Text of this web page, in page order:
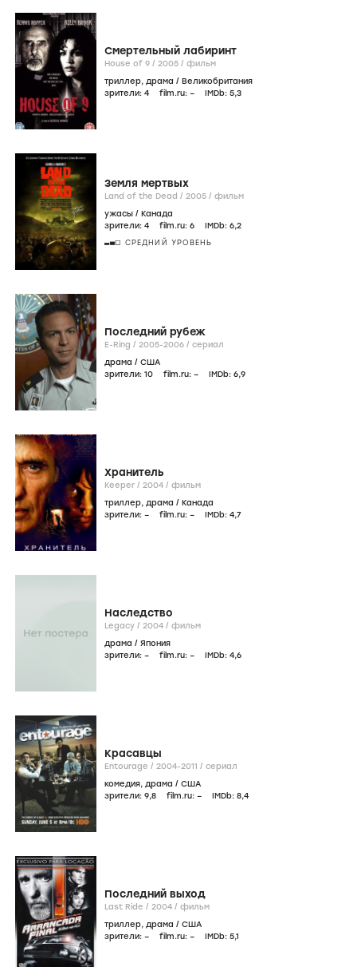
Смертельный лабиринт
House of 9 / 2005 / фильм
триллер, драма / Великобритания
зрители: 4 film.ru: – IMDb: 5,3
Земля мертвых
Land of the Dead / 2005 / фильм
ужасы / Канада
зрители: 4 film.ru: 6 IMDb: 6,2
СРЕДНИЙ УРОВЕНЬ
Последний рубеж
E-Ring / 2005-2006 / сериал
драма / США
зрители: 10 film.ru: – IMDb: 6,9
Хранитель
Keeper / 2004 / фильм
триллер, драма / Канада
зрители: – film.ru: – IMDb: 4,7
Наследство
Legacy / 2004 / фильм
драма / Япония
зрители: – film.ru: – IMDb: 4,6
Красавцы
Entourage / 2004-2011 / сериал
комедия, драма / США
зрители: 9,8 film.ru: – IMDb: 8,4
Последний выход
Last Ride / 2004 / фильм
триллер, драма / США
зрители: – film.ru: – IMDb: 5,1